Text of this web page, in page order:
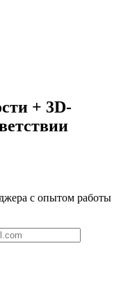
+ 3D-
с опытом работы